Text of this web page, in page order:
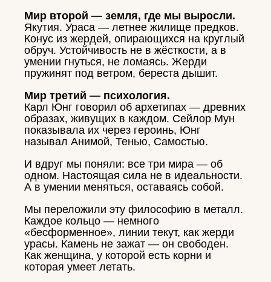
Мир второй — земля, где мы выросли.
Якутия. Ураса — летнее жилище предков.
Конус из жердей, опирающихся на круглый
обруч. Устойчивость не в жёсткости, а в
умении гнуться, не ломаясь. Жерди
пружинят под ветром, береста дышит.
Мир третий — психология.
Карл Юнг говорил об архетипах — древних
образах, живущих в каждом. Сейлор Мун
показывала их через героинь, Юнг
называл Анимой, Тенью, Самостью.
И вдруг мы поняли: все три мира — об
одном. Настоящая сила не в идеальности.
А в умении меняться, оставаясь собой.
Мы переложили эту философию в металл.
Каждое кольцо — немного
«бесформенное», линии текут, как жерди
урасы. Камень не зажат — он свободен.
Как женщина, у которой есть корни и
которая умеет летать.